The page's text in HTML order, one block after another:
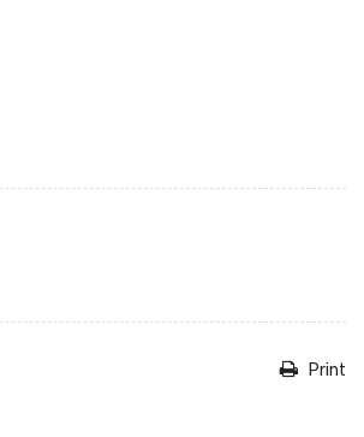
Print